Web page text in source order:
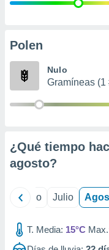
e
publicidad
Polen
Nulo
Gramíneas (1
¿Qué tiempo
agosto?
Junio Julio
T. Media: 15°C